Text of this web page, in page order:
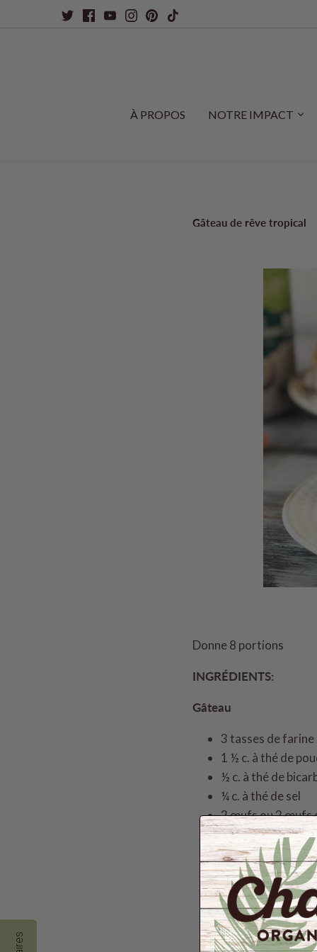
À PROPOS NOTRE IMPACT
Gâteau de rêve tropical
Donne 8 portions
INGRÉDIENTS:
Gâteau
3 tasses de farine
1 ½ c. à thé de
½ c. à thé de
¼ c. à thé de sel
2 œufs ou 2 œufs
1 tasse de sucre
1/3 tasse d' huile
1 c. à thé
1 tasse de crème
1 tasse de
smoothies)